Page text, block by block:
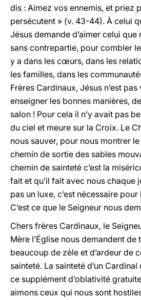
dis : Aimez vos ennemis, et priez
persécutent » (v. 43-44). À celui
Jésus demande d’aimer celui que
sans contrepartie, pour combler
y a dans les cœurs, dans les
les familles, dans les
Frères Cardinaux, Jésus n’est
enseigner les bonnes manières,
salon ! Pour cela il n’y avait pas
du ciel et meure sur la Croix. Le
nous sauver, pour nous montrer le
chemin de sortie des sables
chemin de sainteté c’est la
fait et qu’il fait avec nous chaque
pas un luxe, c’est nécessaire
C’est ce que le Seigneur nous
Chers frères Cardinaux, le
Mère l’Église nous demandent de
beaucoup de zèle et d’ardeur de
sainteté. La sainteté d’un
ce supplément d’oblativité
aimons ceux qui nous sont